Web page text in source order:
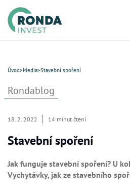
Letní bonus
Aktuální nabídka
O nás
Financování
Úvod>Media>Stavební spoření
Rondablog
18. 2. 2022 14 minut čtení
Stavební spoření
Jak funguje stavební spoření? U
Vychytávky, jak ze stavebního